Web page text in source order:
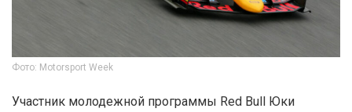
Фото: Motorsport Week
Участник молодежной программы Red Bull Юки